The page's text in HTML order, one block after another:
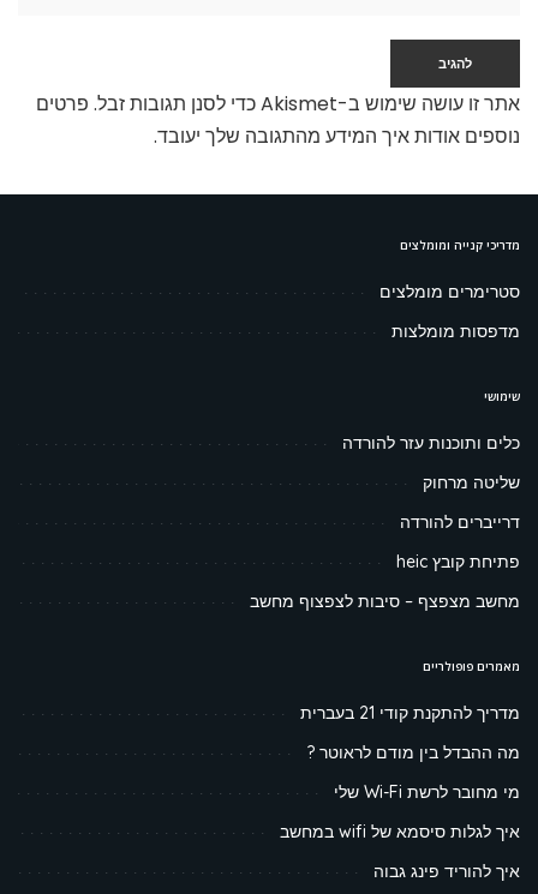
אתר זו עושה שימוש ב-Akismet כדי לסנן תגובות זבל.
פרטים
נוספים אודות איך המידע מהתגובה שלך יעובד.
מדריכי קנייה ומומלצים
סטרימרים מומלצים
מדפסות מומלצות
שימושי
כלים ותוכנות עזר להורדה
שליטה מרחוק
דרייברים להורדה
פתיחת קובץ heic
מחשב מצפצף – סיבות לצפצוף מחשב
מאמרים פופולריים
מדריך להתקנת קודי 21 בעברית
מה ההבדל בין מודם לראוטר ?
מי מחובר לרשת Wi-Fi שלי
איך לגלות סיסמא של wifi במחשב
איך להוריד פינג גבוה